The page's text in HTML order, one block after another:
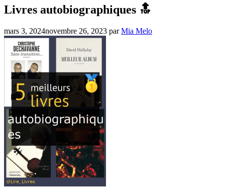
Livres autobiographiques 🔝
mars 3, 2024novembre 26, 2023 parMia Melo